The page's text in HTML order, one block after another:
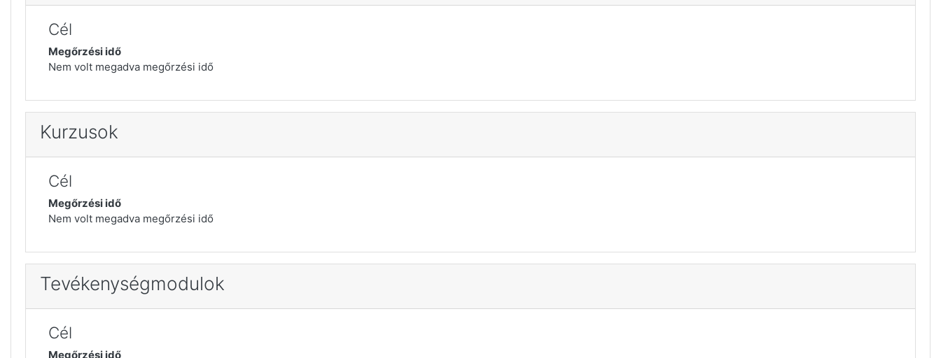
Cél
Megőrzési idő
Nem volt megadva megőrzési idő
Kurzusok
Cél
Megőrzési idő
Nem volt megadva megőrzési idő
Tevékenységmodulok
Cél
Megőrzési idő